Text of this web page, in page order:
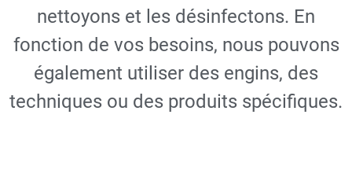
GRATUIT
nettoyons et les désinfectons. En
fonction de vos besoins, nous pouvons
également utiliser des engins, des
techniques ou des produits spécifiques.